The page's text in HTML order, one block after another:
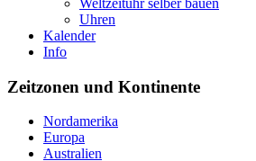
Weltzeituhr selber bauen
Uhren
Kalender
Info
Zeitzonen und Kontinente
Nordamerika
Europa
Australien